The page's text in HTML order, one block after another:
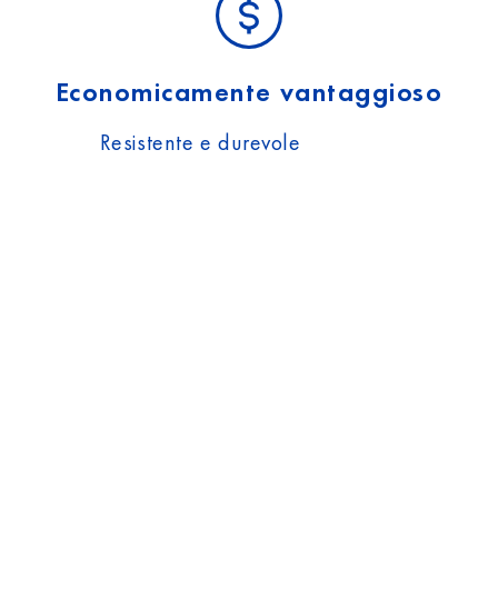
Economicamente vantaggioso
Resistente e durevole